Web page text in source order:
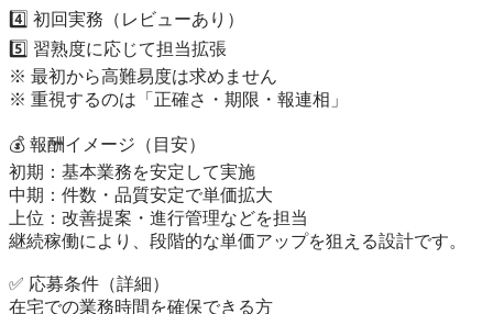
4️⃣ 初回実務（レビューあり）
5️⃣ 習熟度に応じて担当拡張
※ 最初から高難易度は求めません
※ 重視するのは「正確さ・期限・報連相」
💰 報酬イメージ（目安）
初期：基本業務を安定して実施
中期：件数・品質安定で単価拡大
上位：改善提案・進行管理などを担当
継続稼働により、段階的な単価アップを狙える設計です。
✅ 応募条件（詳細）
在宅での業務時間を確保できる方